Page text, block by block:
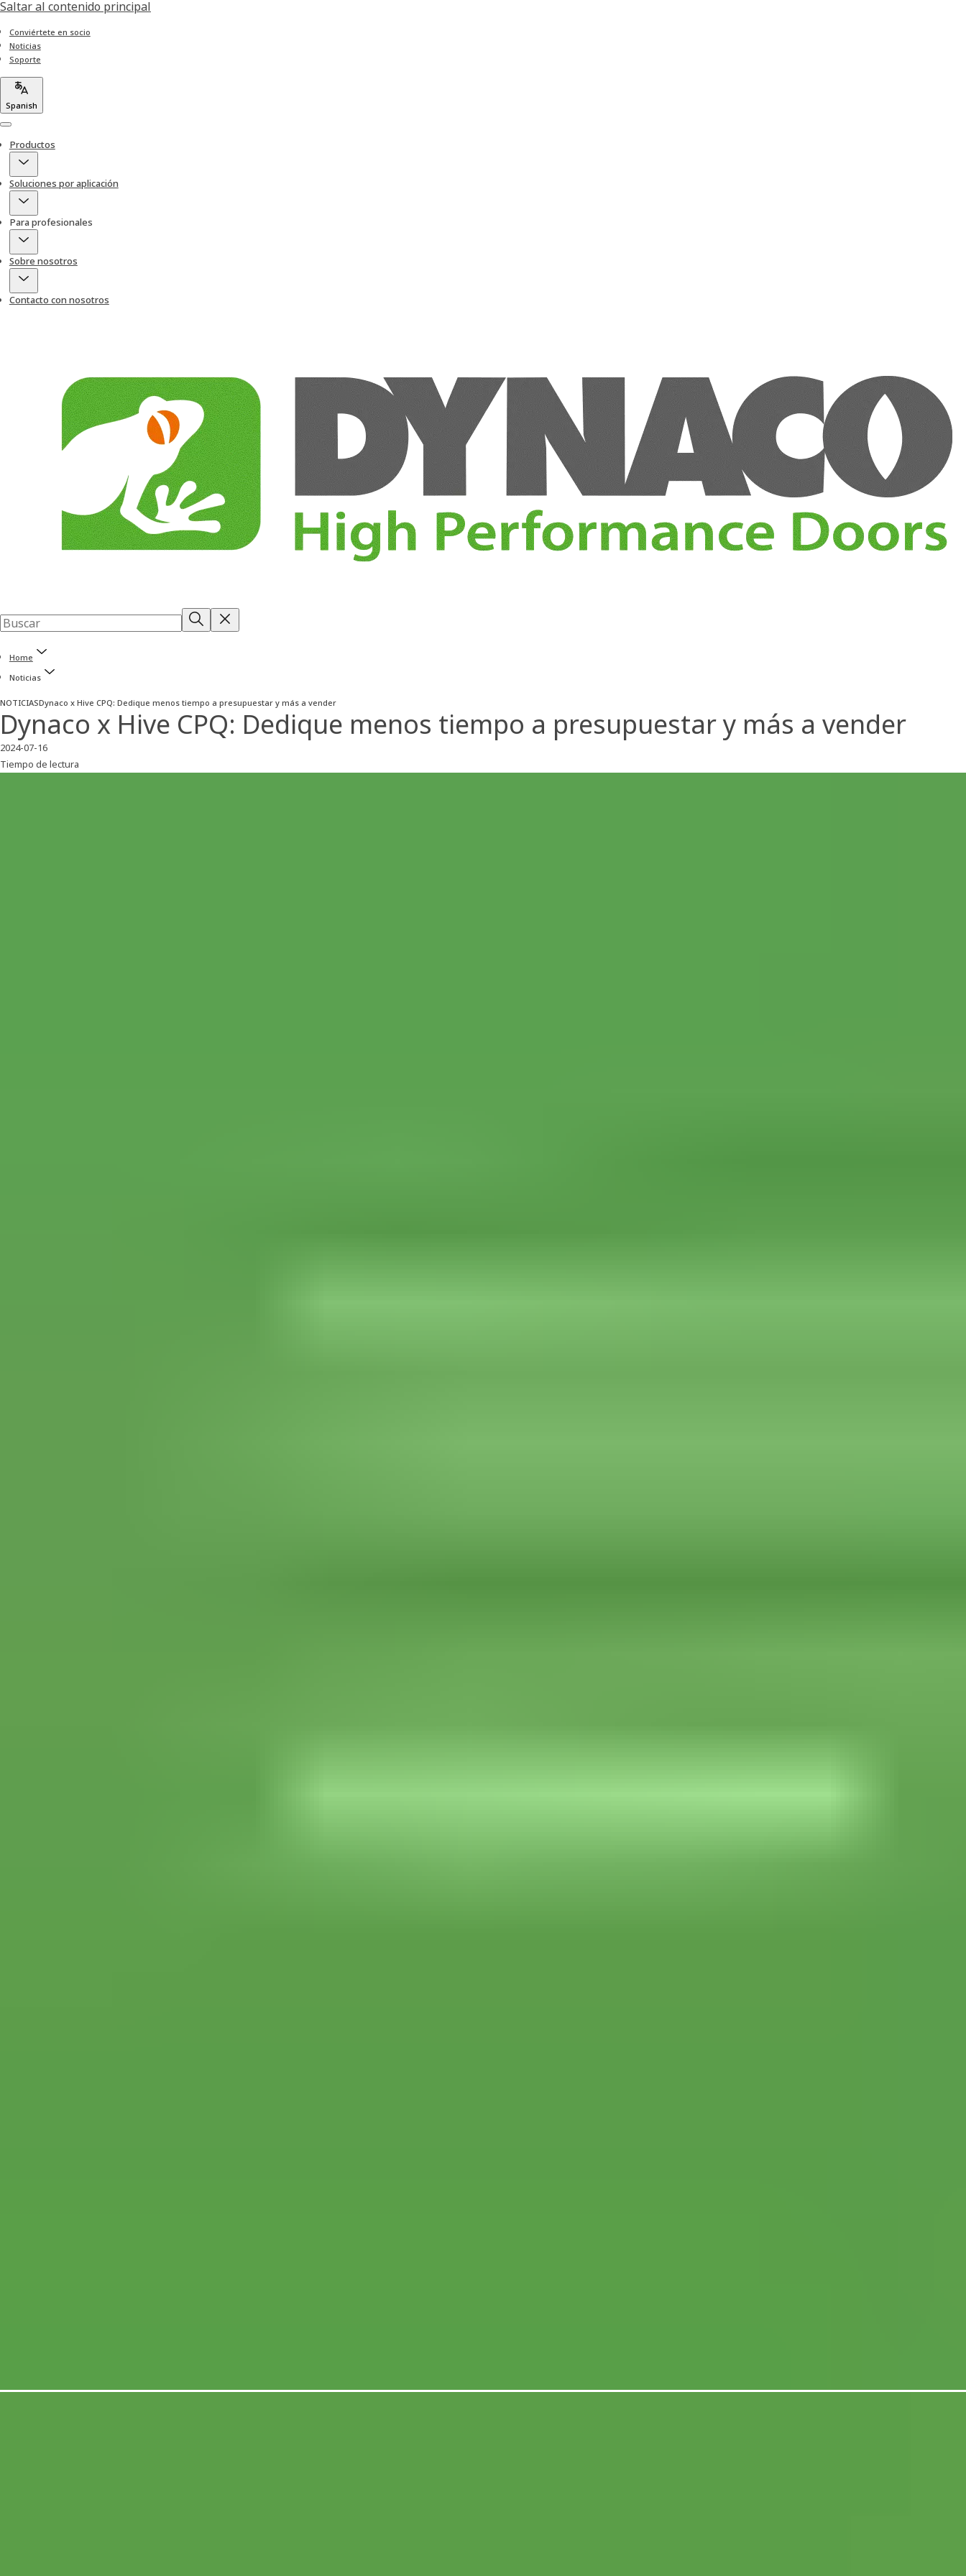
Saltar al contenido principal
Conviértete en socio
Noticias
Soporte
Spanish
Menu
Productos
Soluciones por aplicación
Para profesionales
Sobre nosotros
Contacto con nosotros
Home
Noticias
NOTICIASDynaco x Hive CPQ: Dedique menos tiempo a presupuestar y más a vender
Dynaco x Hive CPQ: Dedique menos tiempo a presupuestar y más a vender
2024-07-16
Tiempo de lectura